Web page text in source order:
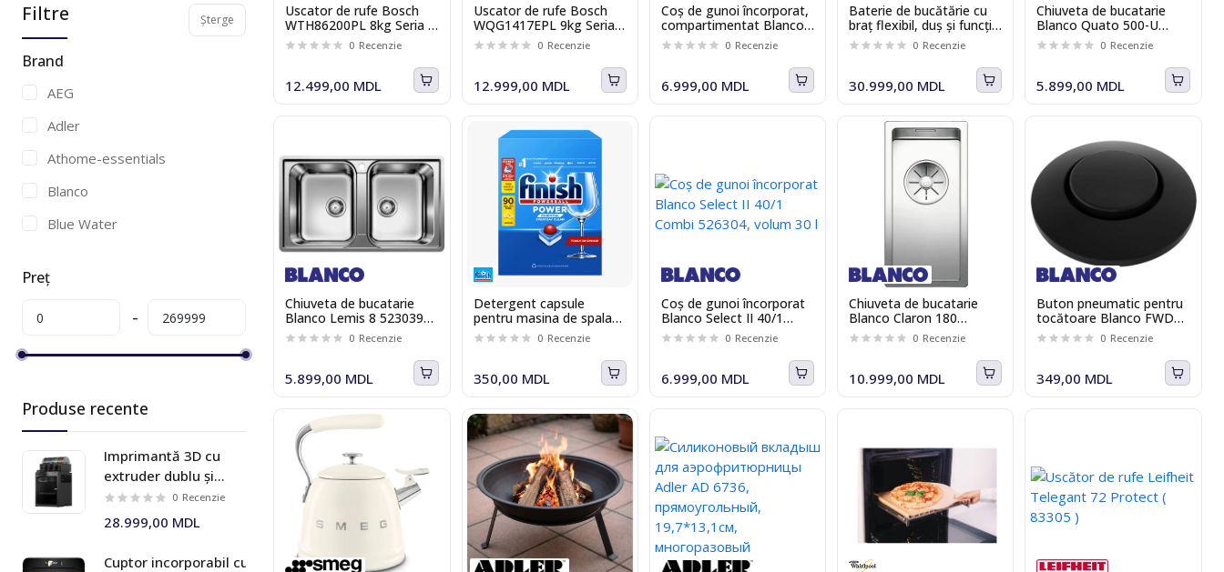
Coșuri de gunoi
Kit de supraetajare
Saci de praf si parfumuri pentru
uscătoare
Detergenţi
Veselă
Diverse
aspiratoare
Filtre Șterge
Brand
AEG
Adler
Athome-essentials
Blanco
Blue Water
Braun
Dash
Finish
Franke
Haier
Kludi
Preț
Produse recente
Imprimantă 3D cu
extruder dublu și
sistem multi-material
AMS 2 Pro Bambu Lab
0 Recenzie
28.999,00 MDL
Cuptor incorporabil cu
Uscator de rufe Bosch
WTH86200PL 8kg Seria I
4
0 Recenzie
12.499,00 MDL
Uscator de rufe Bosch
WQG1417EPL 9kg Seria I
6
0 Recenzie
12.999,00 MDL
Coș de gunoi încorporat,
compartimentat Blanco
Select II 40/2 Combi
527854
0 Recenzie
6.999,00 MDL
Baterie de bucătărie cu
braț flexibil, duș și funcție
de filtrare Blanco EVOL-S
Pro 527430
0 Recenzie
30.999,00 MDL
Chiuveta de bucatarie
Blanco Quato 500-U
528230 54х44 cm
0 Recenzie
5.899,00 MDL
Chiuveta de bucatarie
Blanco Lemis 8 523039
86x50 cm
0 Recenzie
5.899,00 MDL
Detergent capsule
pentru masina de spalat
vase Finish Power
Essential, 90 tablete
0 Recenzie
350,00 MDL
Coș de gunoi încorporat
Blanco Select II 40/1
Combi 526304, volum 30
0 Recenzie
6.999,00 MDL
Chiuveta de bucatarie
Blanco Claron 180
521565, 44x22 cm
0 Recenzie
10.999,00 MDL
Buton pneumatic pentru
tocătoare Blanco FWD
526770, negru mat
0 Recenzie
349,00 MDL